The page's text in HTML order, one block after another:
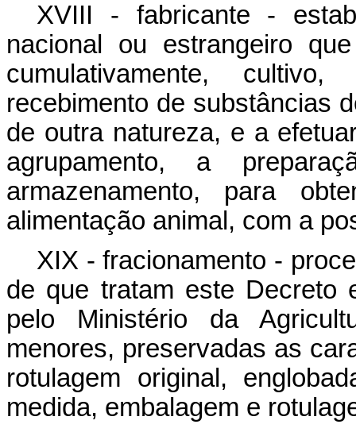
XVIII - fabricante -
nacional ou estrangeiro
cumulativamente,
recebimento de substâncias
de outra natureza, e a
agrupamento, a
armazenamento, para
alimentação animal, com a
XIX - fracionamento -
de que tratam este Decreto
pelo Ministério da
menores, preservadas as
rotulagem original,
medida, embalagem e